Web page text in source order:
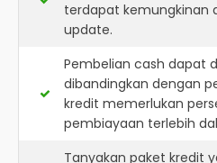
terdapat kemungkinan
update.
Pembelian cash dapat
dibandingkan dengan
kredit memerlukan
pembiayaan terlebih
Tanyakan paket kredit